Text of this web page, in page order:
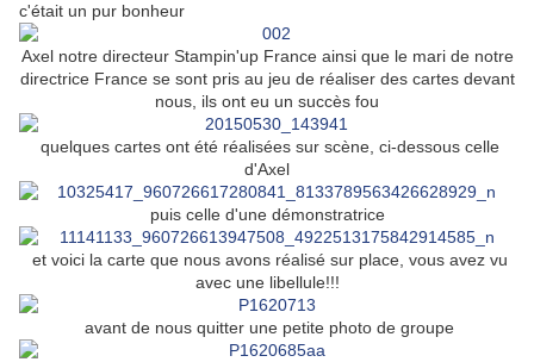
c'était un pur bonheur
Axel notre directeur Stampin'up France ainsi que le mari de notre
directrice France se sont pris au jeu de réaliser des cartes devant
nous, ils ont eu un succès fou
quelques cartes ont été réalisées sur scène, ci-dessous celle
d'Axel
puis celle d'une démonstratrice
et voici la carte que nous avons réalisé sur place, vous avez vu
avec une libellule!!!
avant de nous quitter une petite photo de groupe